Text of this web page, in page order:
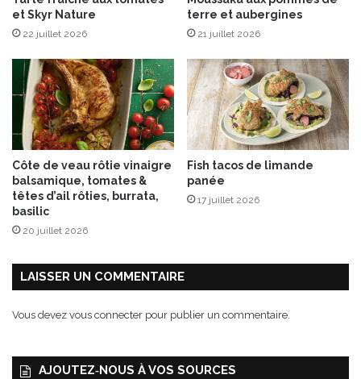
n
n
l
a
m
a
i
o
p
a
l
a
n
o
i
e
et Skyr Nature
22 juillet 2026
terre et aubergines
21 juillet 2026
Côte de veau rôtie vinaigre
balsamique, tomates &
têtes d’ail rôties, burrata,
basilic
20 juillet 2026
Fish tacos de limande
panée
17 juillet 2026
LAISSER UN COMMENTAIRE
Vous devez vous connecter pour publier un commentaire.
AJOUTEZ‑NOUS À VOS SOURCES